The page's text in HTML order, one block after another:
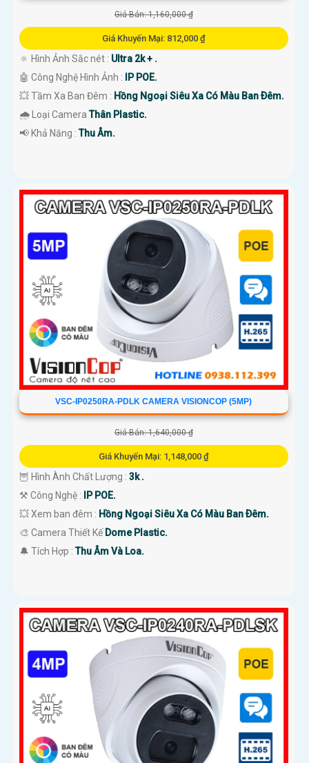
Giá Bán: 1,160,000 ₫
Giá Khuyến Mại: 812,000 ₫
🔅 Hình Ảnh Sắc nét : Ultra 2k + .
🤖️ Công Nghệ Hình Ảnh : IP POE.
💥 Tầm Xa Ban Đêm : Hồng Ngoại Siêu Xa Có Màu Ban Ðêm.
🌧️ Loại CameraThân Plastic.
️📢 Khả Năng :Thu Âm.
VSC-IP0250RA-PDLK CAMERA VISIONCOP (5MP)
Giá Bán: 1,640,000 ₫
Giá Khuyến Mại: 1,148,000 ₫
🦉 Hình Ành Chất Lượng : 3k .
⚒ Công Nghệ : IP POE.
💥 Xem ban đêm : Hồng Ngoại Siêu Xa Có Màu Ban Ðêm.
🎨 Camera Thiết KếDome Plastic.
️🔔 Tích Hợp :Thu Âm Và Loa.